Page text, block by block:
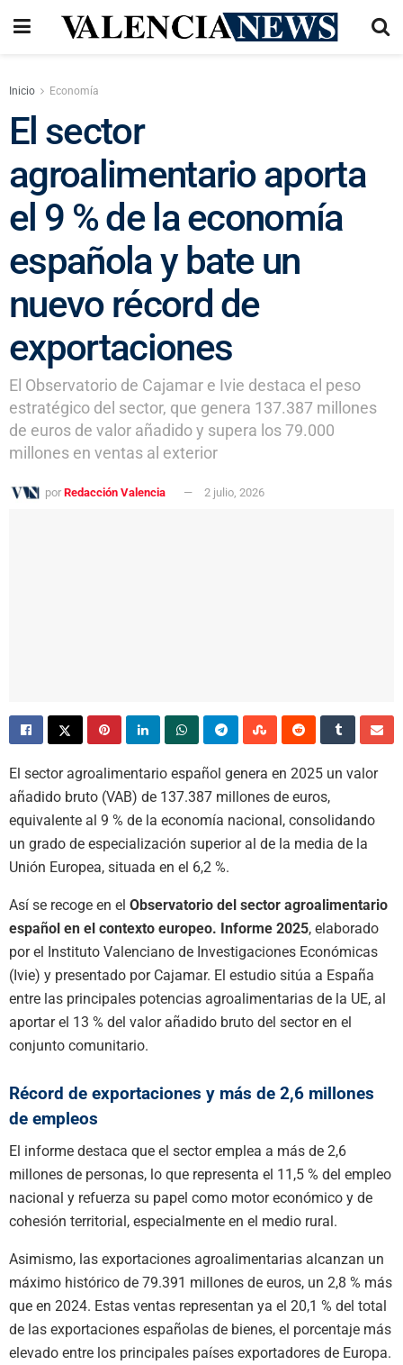
Inicio Economía
El sector
agroalimentario aporta
el 9 % de la economía
española y bate un
nuevo récord de
exportaciones
El Observatorio de Cajamar e Ivie destaca el peso
estratégico del sector, que genera 137.387 millones
de euros de valor añadido y supera los 79.000
millones en ventas al exterior
por Redacción Valencia 2 julio, 2026
El sector agroalimentario español genera en 2025 un valor
añadido bruto (VAB) de 137.387 millones de euros,
equivalente al 9 % de la economía nacional, consolidando
un grado de especialización superior al de la media de la
Unión Europea, situada en el 6,2 %.
Así se recoge en el Observatorio del sector agroalimentario
español en el contexto europeo. Informe 2025, elaborado
por el Instituto Valenciano de Investigaciones Económicas
(Ivie) y presentado por Cajamar. El estudio sitúa a España
entre las principales potencias agroalimentarias de la UE, al
aportar el 13 % del valor añadido bruto del sector en el
conjunto comunitario.
Récord de exportaciones y más de 2,6 millones
de empleos
El informe destaca que el sector emplea a más de 2,6
millones de personas, lo que representa el 11,5 % del empleo
nacional y refuerza su papel como motor económico y de
cohesión territorial, especialmente en el medio rural.
Asimismo, las exportaciones agroalimentarias alcanzan un
máximo histórico de 79.391 millones de euros, un 2,8 % más
que en 2024. Estas ventas representan ya el 20,1 % del total
de las exportaciones españolas de bienes, el porcentaje más
elevado entre los principales países exportadores de Europa.